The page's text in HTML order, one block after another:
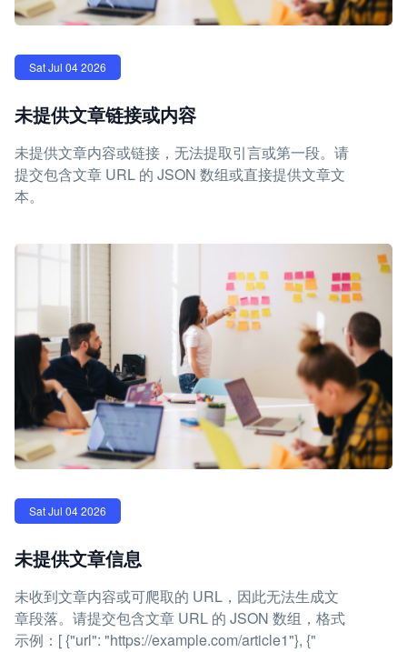
Sat Jul 04 2026
未提供文章链接或内容
未提供文章内容或链接，无法提取引言或第一段。请
提交包含文章 URL 的 JSON 数组或直接提供文章文
本。
Sat Jul 04 2026
未提供文章信息
未收到文章内容或可爬取的 URL，因此无法生成文
章段落。请提交包含文章 URL 的 JSON 数组，格式
示例：[ {"url": "https://example.com/article1"}, {"